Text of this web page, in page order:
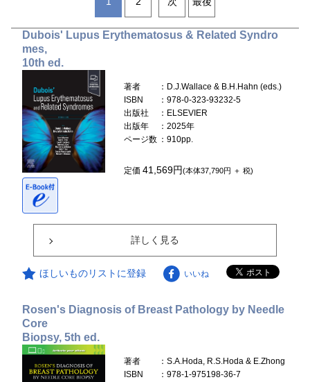
Dubois' Lupus Erythematosus & Related Syndro
mes,
10th ed.
著者
：D.J.Wallace & B.H.Hahn (eds.)
ISBN
：978-0-323-93232-5
出版社
：ELSEVIER
出版年
：2025年
ページ数 ：910pp.
定価41,569円(本体37,790円 ＋ 税)
詳しく見る
ほしいものリストに登録 いいね
Rosen's Diagnosis of Breast Pathology by Needle
Core
Biopsy, 5th ed.
著者
：S.A.Hoda, R.S.Hoda & E.Zhong
ISBN
：978-1-975198-36-7